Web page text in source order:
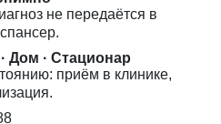
не передаётся в
Дом · Стационар
приём в клинике,